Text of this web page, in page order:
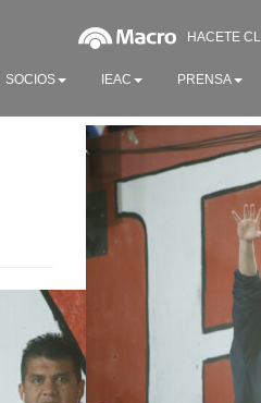
HACETE
SOCIOS IEAC PRENSA